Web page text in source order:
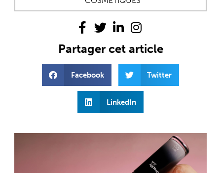
Partager cet article
Facebook Twitter
LinkedIn